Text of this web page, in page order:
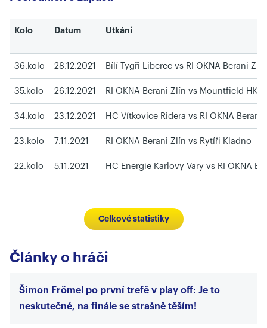
Kolo Datum Utkání
36.kolo 28.12.2021 Bílí Tygři Liberec vs RI OKNA Berani Zlín
35.kolo 26.12.2021 RI OKNA Berani Zlín vs Mountfield HK
34.kolo 23.12.2021 HC Vítkovice Ridera vs RI OKNA Berani
23.kolo 7.11.2021 RI OKNA Berani Zlín vs Rytíři Kladno
22.kolo 5.11.2021 HC Energie Karlovy Vary vs RI OKNA
Celkové statistiky
Články o hráči
Šimon Frömel po první trefě v play off: Je to
neskutečné, na finále se strašně těším!